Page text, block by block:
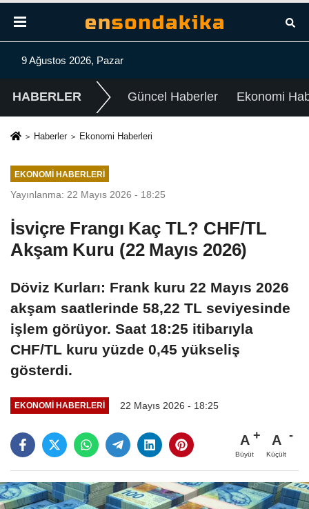
9 Ağustos 2026, Pazar
HABERLER Güncel Haberler Ekonomi
Haberler Ekonomi Haberleri
EKONOMI HABERLERI
Yayınlanma: 22 Mayıs 2026 - 18:25
İsviçre Frangı Kaç TL? CHF/TL
Akşam Kuru (22 Mayıs 2026)
Döviz Kurları: Frank kuru 22 Mayıs 2026
akşam saatlerinde 58,22 TL seviyesinde
işlem görüyor. Saat 18:25 itibarıyla
CHF/TL kuru yüzde 0,45 yükseliş
gösterdi.
EKONOMI HABERLERI 22 Mayıs 2026 - 18:25
A
Büyüt
A
Küçült